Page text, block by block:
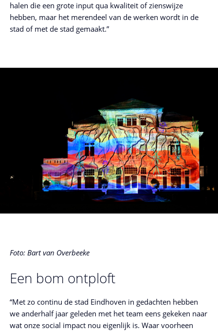
halen die een grote input qua kwaliteit of zienswijze
hebben, maar het merendeel van de werken wordt in de
stad of met de stad gemaakt.”
Foto: Bart van Overbeeke
Een bom ontploft
“Met zo continu de stad Eindhoven in gedachten hebben
we anderhalf jaar geleden met het team eens gekeken naar
wat onze social impact nou eigenlijk is. Waar voorheen